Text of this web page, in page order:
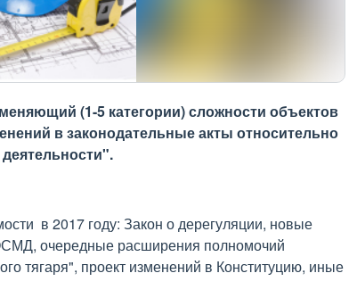
(1-5 категории) сложности объектов
в законодательные акты относительно
в 2017 году: Закон о дерегуляции, новые
очередные расширения полномочий
тягаря", проект изменений в Конституцию, иные